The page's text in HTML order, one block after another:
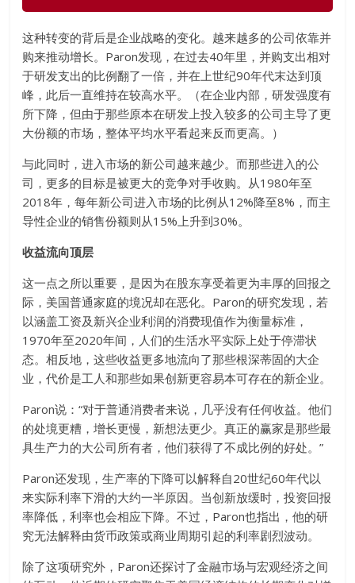
这种转变的背后是企业战略的变化。越来越多的公司依靠并
购来推动增长。Paron发现，在过去40年里，并购支出相对
于研发支出的比例翻了一倍，并在上世纪90年代末达到顶
峰，此后一直维持在较高水平。（在企业内部，研发强度有
所下降，但由于那些原本在研发上投入较多的公司主导了更
大份额的市场，整体平均水平看起来反而更高。）
与此同时，进入市场的新公司越来越少。而那些进入的公
司，更多的目标是被更大的竞争对手收购。从1980年至
2018年，每年新公司进入市场的比例从12%降至8%，而主
导性企业的销售份额则从15%上升到30%。
收益流向顶层
这一点之所以重要，是因为在股东享受着更为丰厚的回报之
际，美国普通家庭的境况却在恶化。Paron的研究发现，若
以涵盖工资及新兴企业利润的消费现值作为衡量标准，
1970年至2020年间，人们的生活水平实际上处于停滞状
态。相反地，这些收益更多地流向了那些根深蒂固的大企
业，代价是工人和那些如果创新更容易本可存在的新企业。
Paron说：“对于普通消费者来说，几乎没有任何收益。他们
的处境更糟，增长更慢，新想法更少。真正的赢家是那些最
具生产力的大公司所有者，他们获得了不成比例的好处。”
Paron还发现，生产率的下降可以解释自20世纪60年代以
来实际利率下滑的大约一半原因。当创新放缓时，投资回报
率降低，利率也会相应下降。不过，Paron也指出，他的研
究无法解释由货币政策或商业周期引起的利率剧烈波动。
除了这项研究外，Paron还探讨了金融市场与宏观经济之间